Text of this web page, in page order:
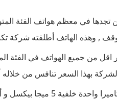
, وهذه الهاتف أطلقته شركة
بهذا السعر تنافس من